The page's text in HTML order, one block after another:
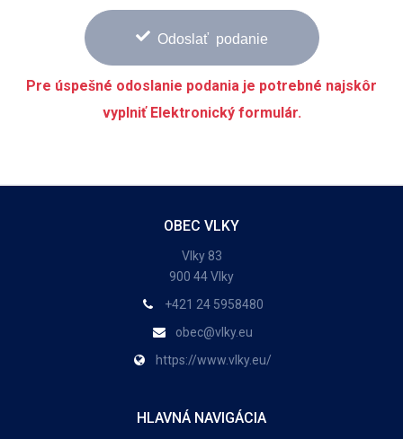
Odoslať podanie
Pre úspešné odoslanie podania je potrebné najskôr
vyplniť Elektronický formulár.
OBEC VLKY
Vlky 83
900 44 Vlky
+421 24 5958480
obec@vlky.eu
https://www.vlky.eu/
HLAVNÁ NAVIGÁCIA